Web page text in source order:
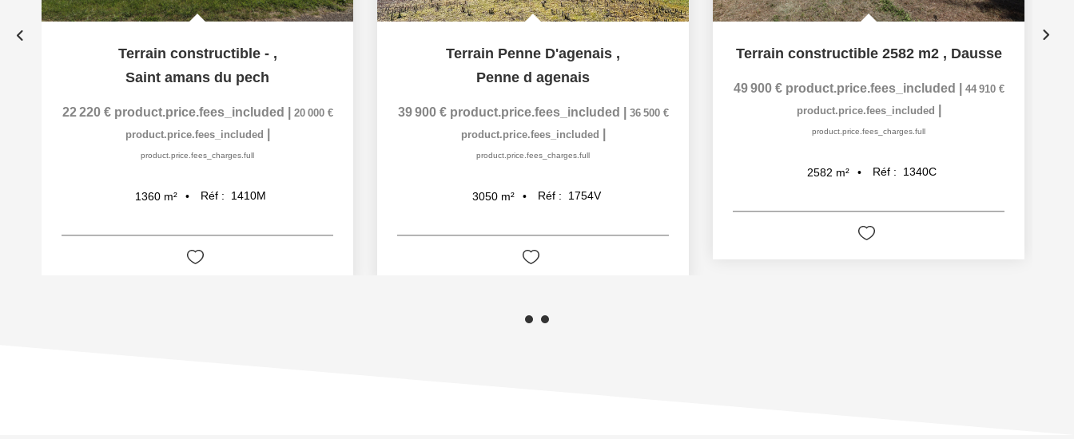
Terrain constructible - ,
Saint amans du pech
22 220 € product.price.fees_included
20 000 €
product.price.fees_included
product.price.fees_charges.full
1360 m² Réf : 1410M
Terrain Penne D'agenais ,
Penne d agenais
39 900 € product.price.fees_included
36 500 €
product.price.fees_included
product.price.fees_charges.full
3050 m² Réf : 1754V
Terrain constructible 2582 m2 , Dausse
49 900 € product.price.fees_included
44 910 €
product.price.fees_included
product.price.fees_charges.full
2582 m² Réf : 1340C